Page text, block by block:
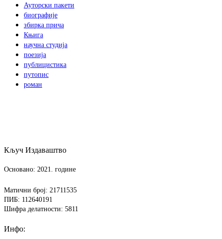
Ауторски пакети
биографије
збирка прича
Књига
научна студија
поезија
публицистика
путопис
роман
Кључ Издаваштво
Основано: 2021. године
Матични број: 21711535
ПИБ: 112640191
Шифра делатности: 5811
Инфо: